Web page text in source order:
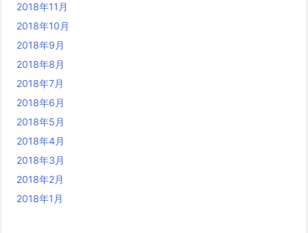
2018年11月
2018年10月
2018年9月
2018年8月
2018年7月
2018年6月
2018年5月
2018年4月
2018年3月
2018年2月
2018年1月